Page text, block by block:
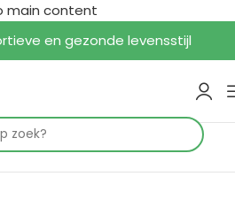
main content
en gezonde levensstijl